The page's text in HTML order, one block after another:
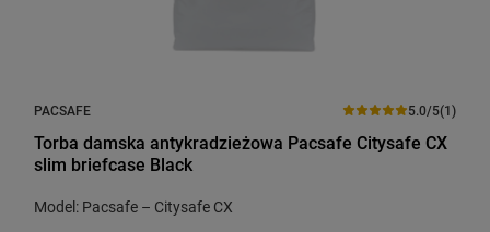
PACSAFE 5.0/5(1)
Torba damska antykradzieżowa Pacsafe Citysafe CX
slim briefcase Black
Model: Pacsafe – Citysafe CX